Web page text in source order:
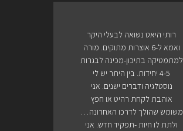
רותי היאט נשואה לבעלי היקר
ואמא ל-6 אוצרות מתוקים. מורה
למתמטיקה בתיכון-מכינה לבגרות
4-5 יחידות. בין היתר יש לי
נוסטלגיה ודברים ישנים. אני
אוהבת לקחת רהיט או חפץ
משומש שהולך לדרכו האחרונה…
ולתת לו חיות -תפקיד חדש. אני